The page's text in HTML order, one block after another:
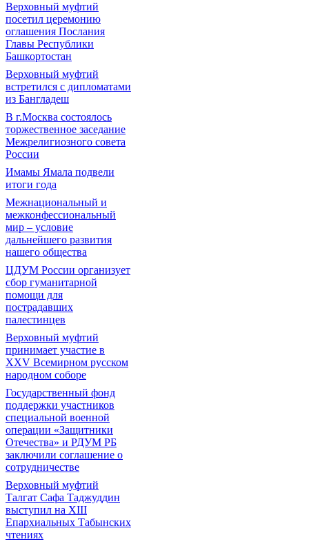
Верховный муфтий
посетил церемонию
оглашения Послания
Главы Республики
Башкортостан
Верховный муфтий
встретился с дипломатами
из Бангладеш
В г.Москва состоялось
торжественное заседание
Межрелигиозного совета
России
Имамы Ямала подвели
итоги года
Межнациональный и
межконфессиональный
мир – условие
дальнейшего развития
нашего общества
ЦДУМ России организует
сбор гуманитарной
помощи для
пострадавших
палестинцев
Верховный муфтий
принимает участие в
XXV Всемирном русском
народном соборе
Государственный фонд
поддержки участников
специальной военной
операции «Защитники
Отечества» и РДУМ РБ
заключили соглашение о
сотрудничестве
Верховный муфтий
Талгат Сафа Таджуддин
выступил на ХIII
Епархиальных Табынских
чтениях